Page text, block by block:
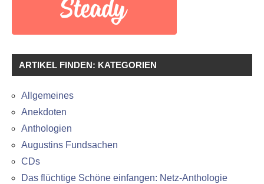
ARTIKEL FINDEN: KATEGORIEN
Allgemeines
Anekdoten
Anthologien
Augustins Fundsachen
CDs
Das flüchtige Schöne einfangen: Netz-Anthologie